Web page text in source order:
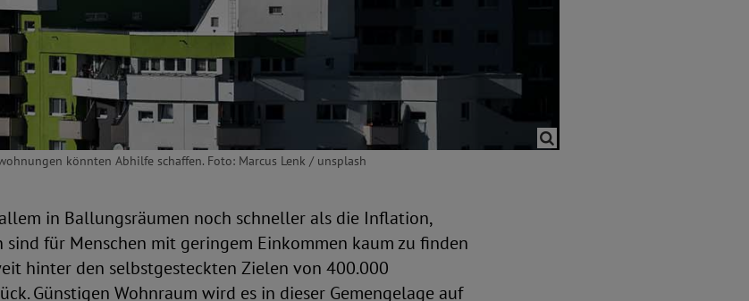
könnten Abhilfe schaffen. Foto: Marcus Lenk / unsplash
in Ballungsräumen noch schneller als die Inflation,
sind für Menschen mit geringem Einkommen kaum zu finden
hinter den selbstgesteckten Zielen von 400.000
Günstigen Wohnraum wird es in dieser Gemengelage auf